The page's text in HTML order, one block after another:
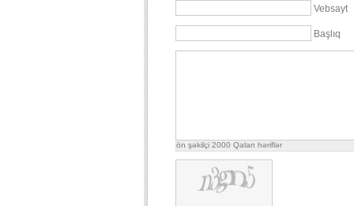
Vebsayt
Başlıq
ön şəkilçi 2000 Qalan həriflər